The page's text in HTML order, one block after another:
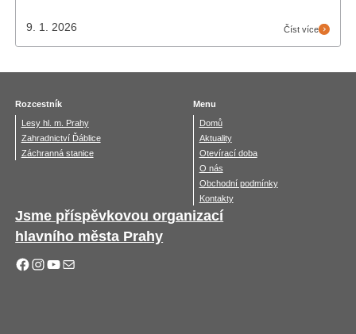
9. 1. 2026 Číst více
Rozcestník
Lesy hl. m. Prahy
Zahradnictví Ďáblice
Záchranná stanice
Menu
Domů
Aktuality
Otevírací doba
O nás
Obchodní podmínky
Kontakty
Jsme příspěvkovou organizací
hlavního města Prahy